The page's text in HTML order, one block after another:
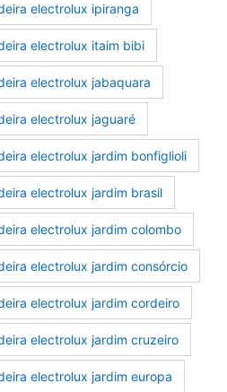
electrolux ipiranga
electrolux itaim bibi
electrolux jabaquara
electrolux jaguaré
electrolux jardim bonfiglioli
electrolux jardim brasil
electrolux jardim colombo
electrolux jardim consórcio
electrolux jardim cordeiro
electrolux jardim cruzeiro
electrolux jardim europa